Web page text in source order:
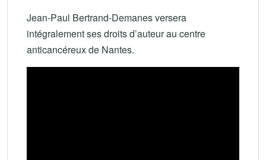
Jean-Paul Bertrand-Demanes versera
intégralement ses droits d’auteur au centre
anticancéreux de Nantes.